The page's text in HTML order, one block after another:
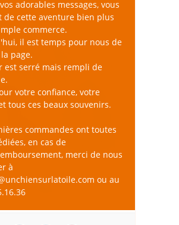
adorables messages, vous
de cette aventure bien plus
commerce.
il est temps pour nous de
page.
est serré mais rempli de
votre confiance, votre
tous ces beaux souvenirs.
commandes ont toutes
en cas de
merci de nous
à
ou au